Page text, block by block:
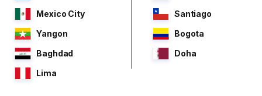
Mexico City
Santiago
Yangon
Bogota
Baghdad
Doha
Lima